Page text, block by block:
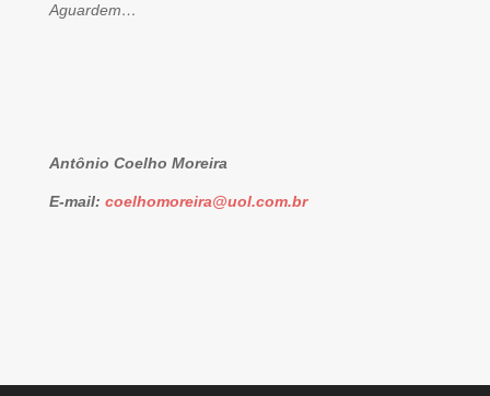
Aguardem…
Antônio Coelho Moreira
E-mail: coelhomoreira@uol.com.br